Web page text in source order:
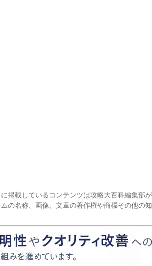
掲載しているコンテンツは攻略大百科編集部
の名称、画像、文章の著作権や商標その他の